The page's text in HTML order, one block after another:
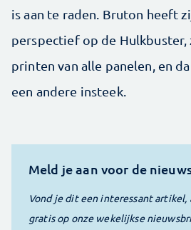
is aan te raden. Bruton heeft
perspectief op de Hulkbuster,
printen van alle panelen, en
een andere insteek.
Meld je aan voor de
Vond je dit een interessant artikel,
gratis op onze wekelijkse